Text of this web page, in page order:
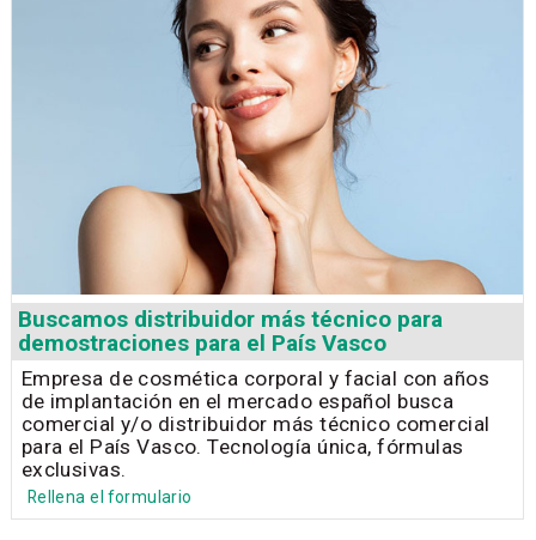
Buscamos distribuidor más técnico para
demostraciones para el País Vasco
Empresa de cosmética corporal y facial con años
de implantación en el mercado español busca
comercial y/o distribuidor más técnico comercial
para el País Vasco. Tecnología única, fórmulas
exclusivas.
Rellena el formulario